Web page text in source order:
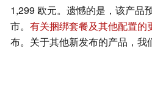
1,299 欧元。遗憾的是，该产品
市。 有关捆绑套餐及其他配置的
布。关于其他新发布的产品，我